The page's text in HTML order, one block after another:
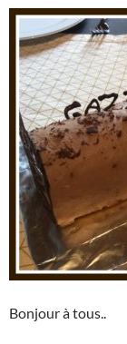
Bonjour à tous..